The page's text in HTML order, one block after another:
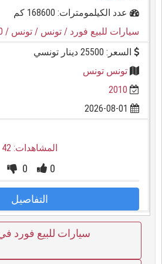
عدد الكيلمومترات: 168600 كم
سيارات للبيع فورد / تونس / تونس / 2010
السعر: 25500 دينار تونسي
تونس تونس
2010
المشاهدات: 42
0
0
التفاصيل
سيارات للبيع فورد